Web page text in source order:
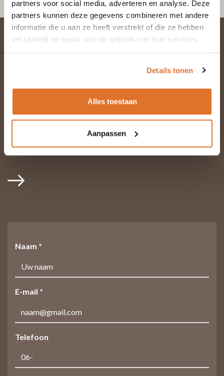
partners voor social media, adverteren en analyse. Deze
partners kunnen deze gegevens combineren met andere
informatie die u aan ze heeft verstrekt of die ze hebben
verzameld op basis van uw gebruik van hun services.
Details tonen
Alles toestaan
Aanpassen
Hulpnodig
Heeft u een vraag? Laat uw gegevens achter
en we reageren binnen één werkdag. Wilt u
graag telefonisch advies? Bel ons: 085 30 10
266
Naam *
E-mail *
Telefoon